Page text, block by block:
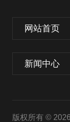
网站首页
新闻中心
版权所有 ©